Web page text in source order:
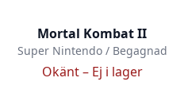
Mortal Kombat II
Super Nintendo / Begagnad
Okänt – Ej i lager